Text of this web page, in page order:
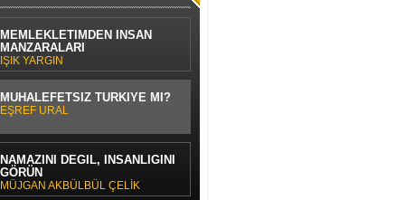
MEMLEKLETİMDEN İNSAN
MANZARALARI
IŞIK YARGIN
MUHALEFETSİZ TÜRKİYE Mİ?
EŞREF URAL
NAMAZINI DEĞİL, İNSANLIĞINI
GÖRÜN
MÜJGAN AKBÜLBÜL ÇELİK